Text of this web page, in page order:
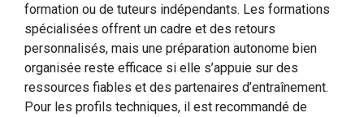
formation ou de tuteurs indépendants. Les formations
spécialisées offrent un cadre et des retours
personnalisés, mais une préparation autonome bien
organisée reste efficace si elle s’appuie sur des
ressources fiables et des partenaires d’entraînement.
Pour les profils techniques, il est recommandé de